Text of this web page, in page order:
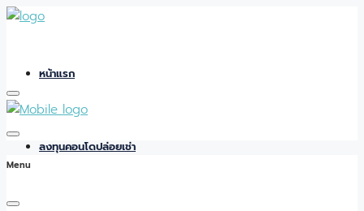
หน้าแรก
ลงทุนคอนโดปล่อยเช่า
Menu